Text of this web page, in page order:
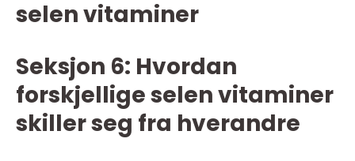
selen vitaminer
Seksjon 6: Hvordan
forskjellige selen vitaminer
skiller seg fra hverandre